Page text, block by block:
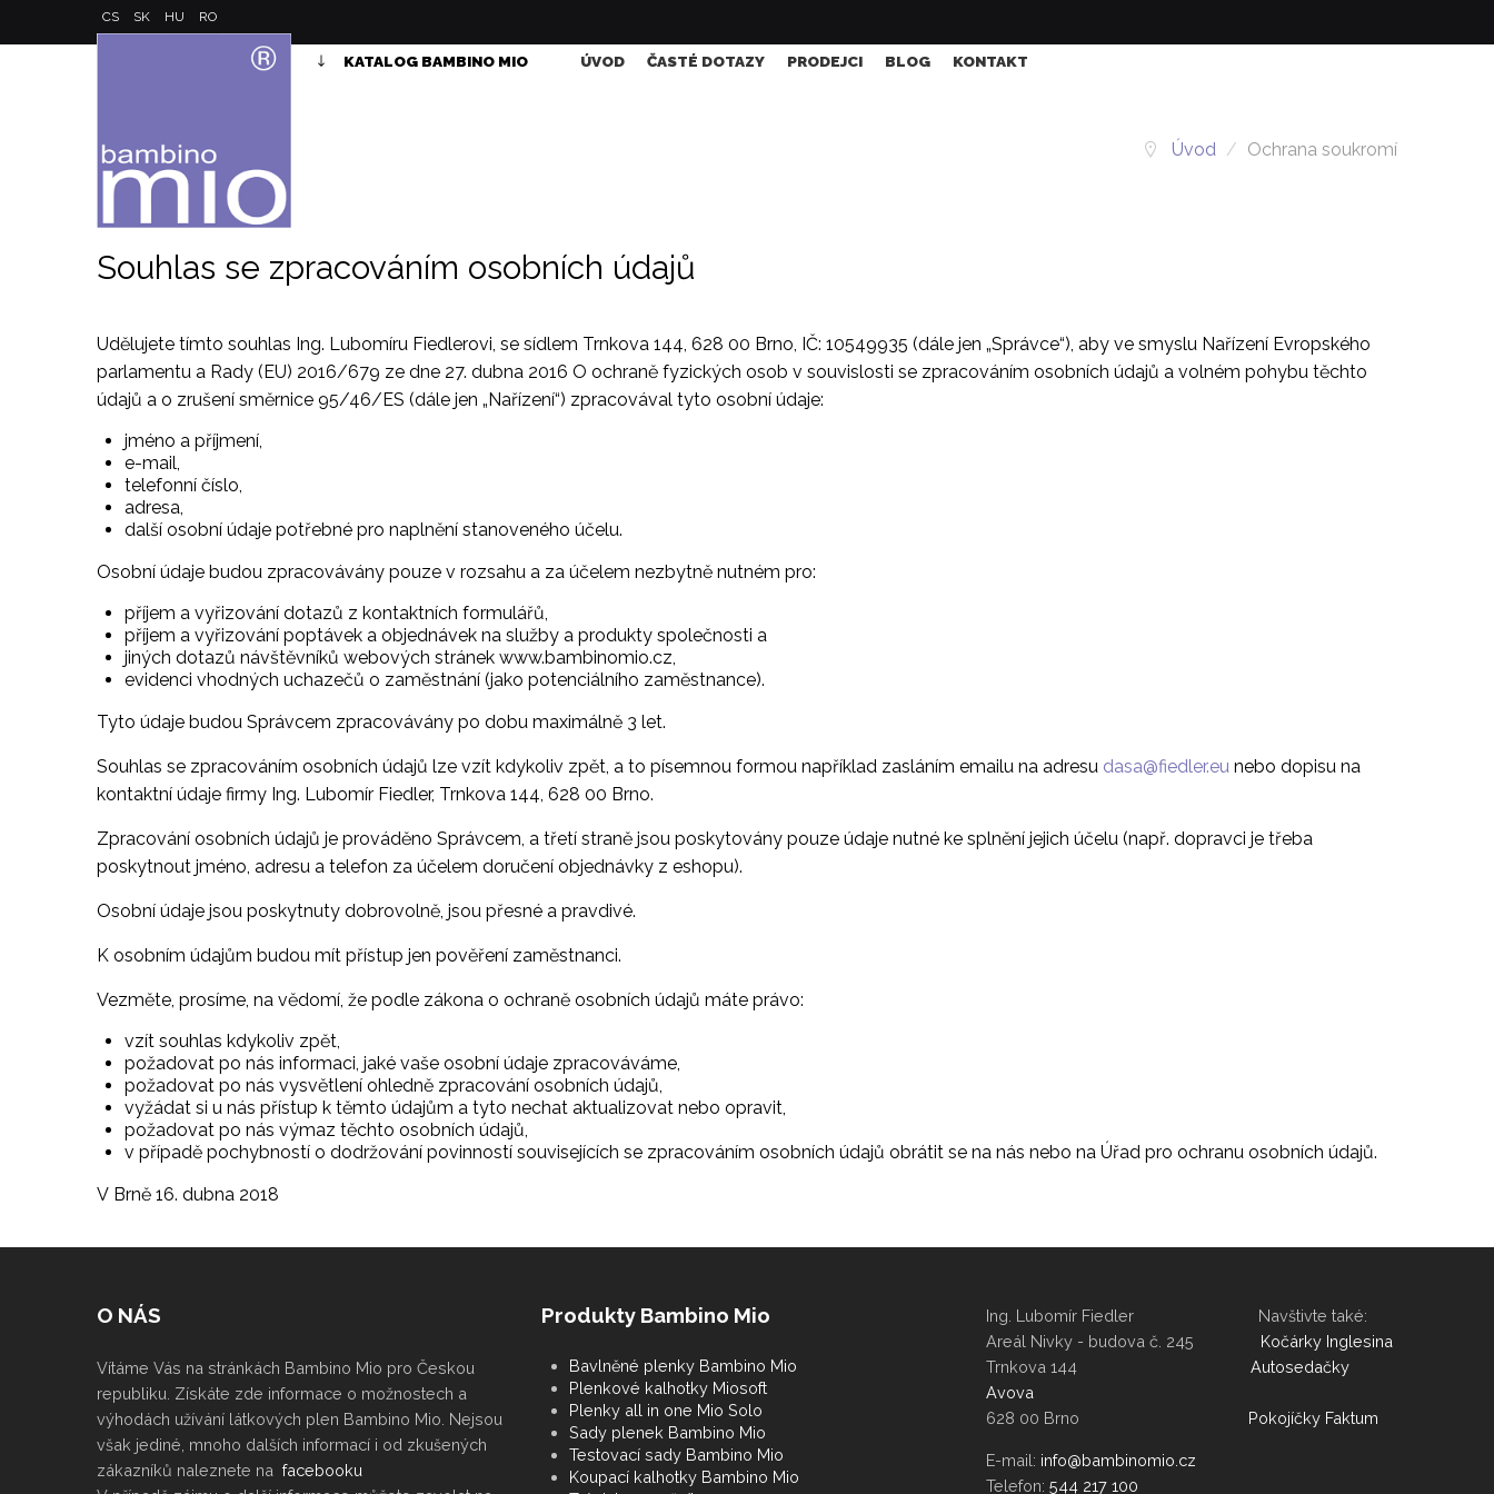
CS SK HU RO
KATALOG BAMBINO MIO ÚVOD ČASTÉ DOTAZY PRODEJCI BLOG KONTAKT
Úvod / Ochrana soukromí
Souhlas se zpracováním osobních údajů
Udělujete tímto souhlas Ing. Lubomíru Fiedlerovi, se sídlem Trnkova 144, 628 00 Brno, IČ: 10549935 (dále jen „Správce“), aby ve smyslu Nařízení Evropského
parlamentu a Rady (EU) 2016/679 ze dne 27. dubna 2016 O ochraně fyzických osob v souvislosti se zpracováním osobních údajů a volném pohybu těchto
údajů a o zrušení směrnice 95/46/ES (dále jen „Nařízení“) zpracovával tyto osobní údaje:
jméno a příjmení,
e-mail,
telefonní číslo,
adresa,
další osobní údaje potřebné pro naplnění stanoveného účelu.
Osobní údaje budou zpracovávány pouze v rozsahu a za účelem nezbytně nutném pro:
příjem a vyřizování dotazů z kontaktních formulářů,
příjem a vyřizování poptávek a objednávek na služby a produkty společnosti a
jiných dotazů návštěvníků webových stránek www.bambinomio.cz,
evidenci vhodných uchazečů o zaměstnání (jako potenciálního zaměstnance).
Tyto údaje budou Správcem zpracovávány po dobu maximálně 3 let.
Souhlas se zpracováním osobních údajů lze vzít kdykoliv zpět, a to písemnou formou například zasláním emailu na adresu
nebo dopisu na
kontaktní údaje firmy Ing. Lubomír Fiedler, Trnkova 144, 628 00 Brno.
Zpracování osobních údajů je prováděno Správcem, a třetí straně jsou poskytovány pouze údaje nutné ke splnění jejich účelu (např. dopravci je třeba
poskytnout jméno, adresu a telefon za účelem doručení objednávky z eshopu).
Osobní údaje jsou poskytnuty dobrovolně, jsou přesné a pravdivé.
K osobním údajům budou mít přístup jen pověření zaměstnanci.
Vezměte, prosíme, na vědomí, že podle zákona o ochraně osobních údajů máte právo:
vzít souhlas kdykoliv zpět,
požadovat po nás informaci, jaké vaše osobní údaje zpracováváme,
požadovat po nás vysvětlení ohledně zpracování osobních údajů,
vyžádat si u nás přístup k těmto údajům a tyto nechat aktualizovat nebo opravit,
požadovat po nás výmaz těchto osobních údajů,
v případě pochybností o dodržování povinností souvisejících se zpracováním osobních údajů obrátit se na nás nebo na Úřad pro ochranu osobních údajů.
V Brně 16. dubna 2018
O NÁS
Vítáme Vás na stránkách Bambino Mio pro Českou
republiku. Získáte zde informace o možnostech a
výhodách užívání látkových plen Bambino Mio. Nejsou
však jediné, mnoho dalších informací i od zkušených
zákazníků naleznete na facebooku
Produkty Bambino Mio
Bavlněné plenky Bambino Mio
Plenkové kalhotky Miosoft
Plenky all in one Mio Solo
Sady plenek Bambino Mio
Testovací sady Bambino Mio
Koupací kalhotky Bambino Mio
Ing. Lubomír Fiedler Navštivte také:
Areál Nivky - budova č. 245 Kočárky Inglesina
Trnkova 144 Autosedačky
Avova
628 00 Brno Pokojíčky Faktum
E-mail:
Telefon: 544 217 100